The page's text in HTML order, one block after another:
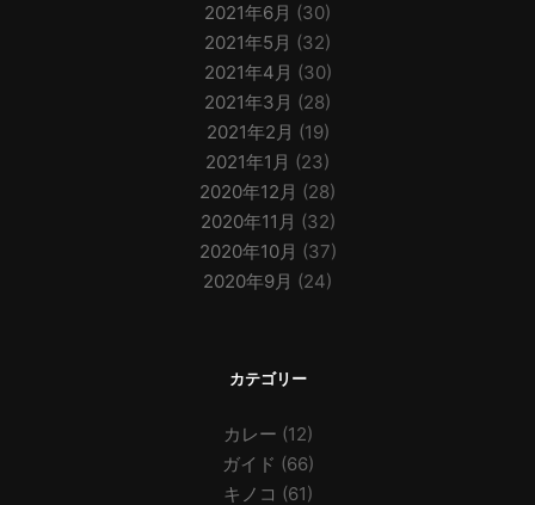
2021年6月 (30)
2021年5月 (32)
2021年4月 (30)
2021年3月 (28)
2021年2月 (19)
2021年1月 (23)
2020年12月 (28)
2020年11月 (32)
2020年10月 (37)
2020年9月 (24)
カテゴリー
カレー (12)
ガイド (66)
キノコ (61)